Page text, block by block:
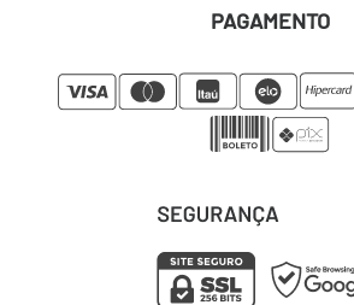
PAGAMENTO